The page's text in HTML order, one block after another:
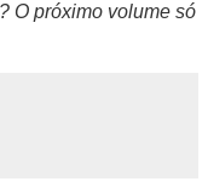
O próximo volume só